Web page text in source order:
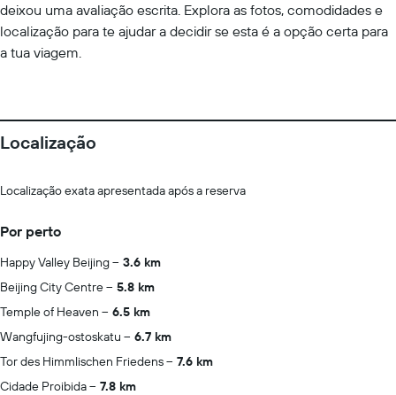
deixou uma avaliação escrita. Explora as fotos, comodidades e
localização para te ajudar a decidir se esta é a opção certa para
a tua viagem.
Localização
Localização exata apresentada após a reserva
Por perto
Happy Valley Beijing
3.6 km
Beijing City Centre
5.8 km
Temple of Heaven
6.5 km
Wangfujing-ostoskatu
6.7 km
Tor des Himmlischen Friedens
7.6 km
Cidade Proibida
7.8 km